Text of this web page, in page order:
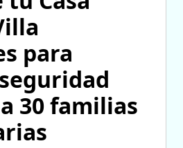
para
30 familias